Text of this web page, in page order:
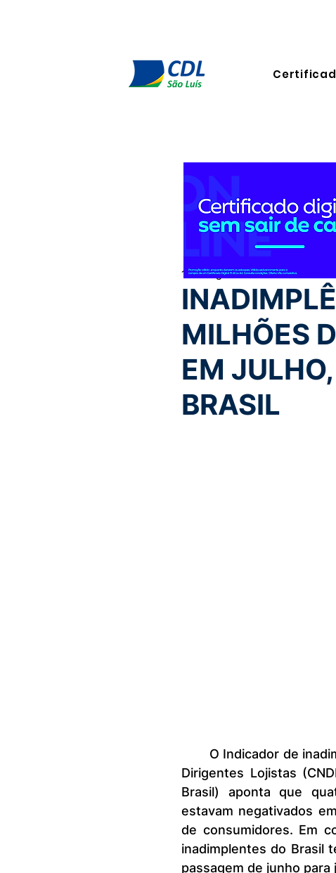
MILHÕES
EM
BRASIL
16 de ago. de 2024 3 min de
Dirigentes Lojistas
Brasil) aponta que
estavam negativados
de consumidores. Em
inadimplentes do Brasil
passagem de junho